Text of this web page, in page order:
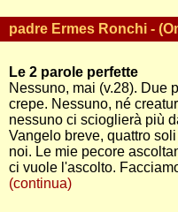
padre Ermes Ronchi -
Le 2 parole perfette
Nessuno, mai (v.28). Due
crepe. Nessuno, né
nessuno ci scioglierà più
Vangelo breve, quattro
noi. Le mie pecore
ci vuole l'ascolto.
(continua)